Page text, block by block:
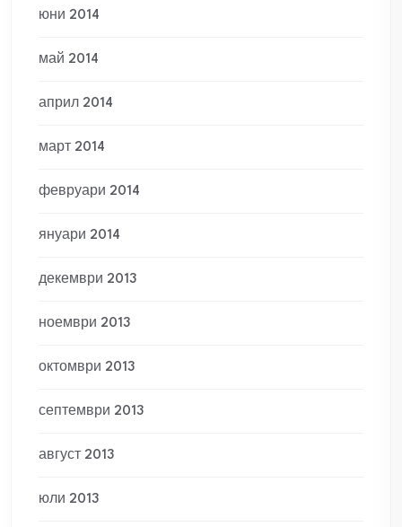
юни 2014
май 2014
април 2014
март 2014
февруари 2014
януари 2014
декември 2013
ноември 2013
октомври 2013
септември 2013
август 2013
юли 2013